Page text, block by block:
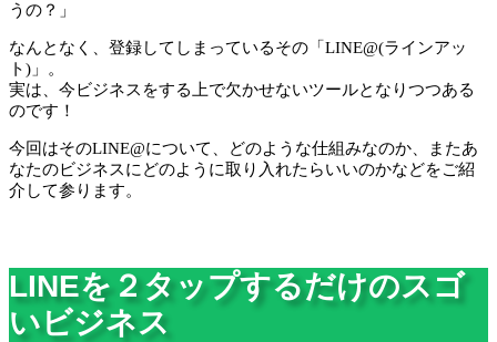
うの？」
なんとなく、登録してしまっているその「LINE@(ラインアッ
ト)」。
実は、今ビジネスをする上で欠かせないツールとなりつつある
のです！
今回はそのLINE@について、どのような仕組みなのか、またあ
なたのビジネスにどのように取り入れたらいいのかなどをご紹
介して参ります。
LINEを２タップするだけのスゴ
いビジネス